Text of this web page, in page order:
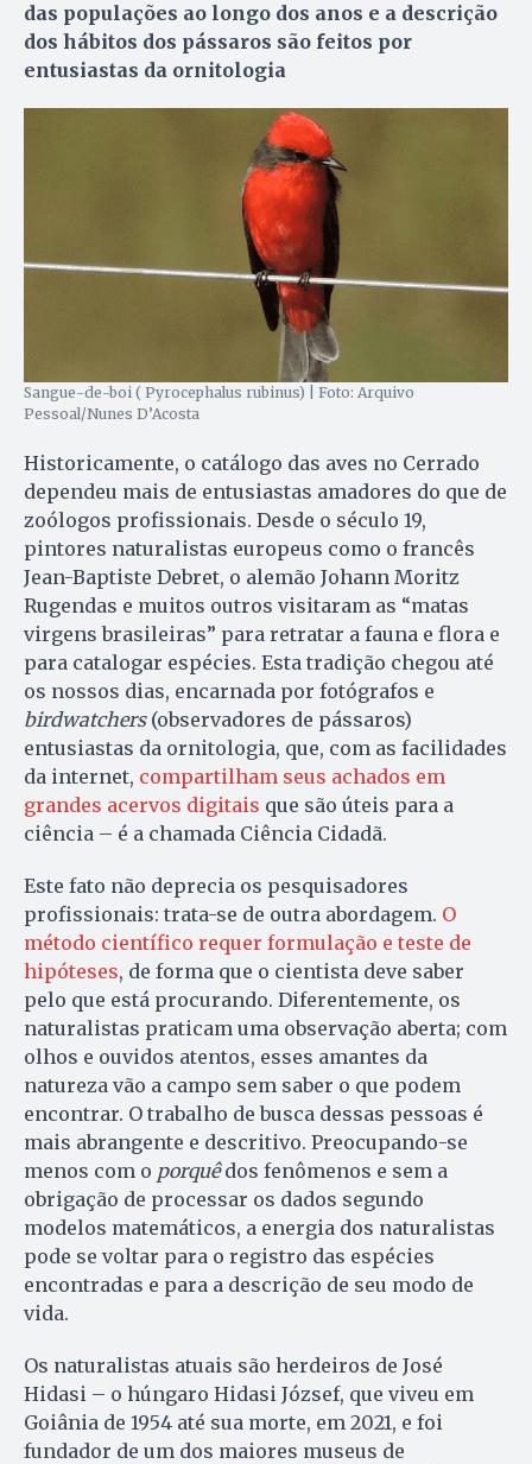
das populações ao longo dos anos e a descrição
dos hábitos dos pássaros são feitos por
entusiastas da ornitologia
Sangue-de-boi ( Pyrocephalus rubinus) | Foto: Arquivo
Pessoal/Nunes D’Acosta
Historicamente, o catálogo das aves no Cerrado
dependeu mais de entusiastas amadores do que de
zoólogos profissionais. Desde o século 19,
pintores naturalistas europeus como o francês
Jean-Baptiste Debret, o alemão Johann Moritz
Rugendas e muitos outros visitaram as “matas
virgens brasileiras” para retratar a fauna e flora e
para catalogar espécies. Esta tradição chegou até
os nossos dias, encarnada por fotógrafos e
birdwatchers (observadores de pássaros)
entusiastas da ornitologia, que, com as facilidades
da internet, compartilham seus achados em
grandes acervos digitais que são úteis para a
ciência – é a chamada Ciência Cidadã.
Este fato não deprecia os pesquisadores
profissionais: trata-se de outra abordagem. O
método científico requer formulação e teste de
hipóteses, de forma que o cientista deve saber
pelo que está procurando. Diferentemente, os
naturalistas praticam uma observação aberta; com
olhos e ouvidos atentos, esses amantes da
natureza vão a campo sem saber o que podem
encontrar. O trabalho de busca dessas pessoas é
mais abrangente e descritivo. Preocupando-se
menos com o porquêdos fenômenos e sem a
obrigação de processar os dados segundo
modelos matemáticos, a energia dos naturalistas
pode se voltar para o registro das espécies
encontradas e para a descrição de seu modo de
vida.
Os naturalistas atuais são herdeiros de José
Hidasi – o húngaro Hidasi József, que viveu em
Goiânia de 1954 até sua morte, em 2021, e foi
fundador de um dos maiores museus de